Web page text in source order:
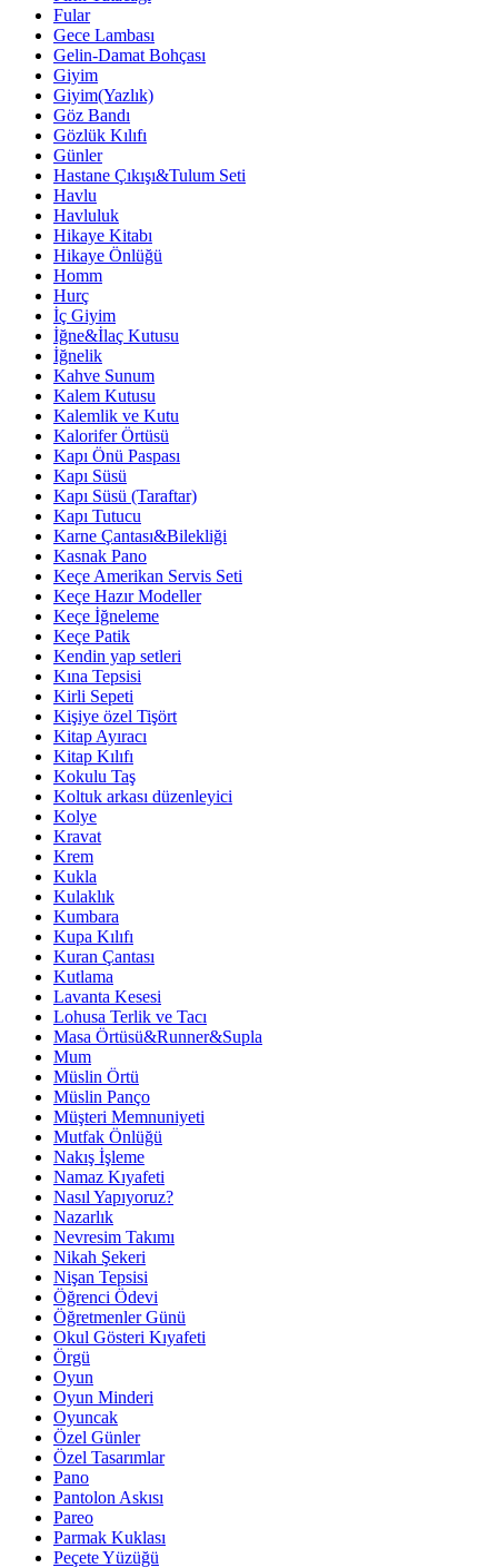
Fular
Gece Lambası
Gelin-Damat Bohçası
Giyim
Giyim(Yazlık)
Göz Bandı
Gözlük Kılıfı
Günler
Hastane Çıkışı&Tulum Seti
Havlu
Havluluk
Hikaye Kitabı
Hikaye Önlüğü
Homm
Hurç
İç Giyim
İğne&İlaç Kutusu
İğnelik
Kahve Sunum
Kalem Kutusu
Kalemlik ve Kutu
Kalorifer Örtüsü
Kapı Önü Paspası
Kapı Süsü
Kapı Süsü (Taraftar)
Kapı Tutucu
Karne Çantası&Bilekliği
Kasnak Pano
Keçe Amerikan Servis Seti
Keçe Hazır Modeller
Keçe İğneleme
Keçe Patik
Kendin yap setleri
Kına Tepsisi
Kirli Sepeti
Kişiye özel Tişört
Kitap Ayıracı
Kitap Kılıfı
Kokulu Taş
Koltuk arkası düzenleyici
Kolye
Kravat
Krem
Kukla
Kulaklık
Kumbara
Kupa Kılıfı
Kuran Çantası
Kutlama
Lavanta Kesesi
Lohusa Terlik ve Tacı
Masa Örtüsü&Runner&Supla
Mum
Müslin Örtü
Müslin Panço
Müşteri Memnuniyeti
Mutfak Önlüğü
Nakış İşleme
Namaz Kıyafeti
Nasıl Yapıyoruz?
Nazarlık
Nevresim Takımı
Nikah Şekeri
Nişan Tepsisi
Öğrenci Ödevi
Öğretmenler Günü
Okul Gösteri Kıyafeti
Örgü
Oyun
Oyun Minderi
Oyuncak
Özel Günler
Özel Tasarımlar
Pano
Pantolon Askısı
Pareo
Parmak Kuklası
Peçete Yüzüğü